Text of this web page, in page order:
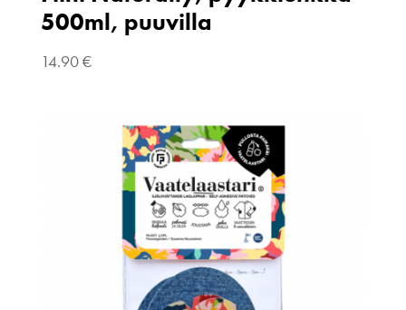
500ml, puuvilla
14.90€